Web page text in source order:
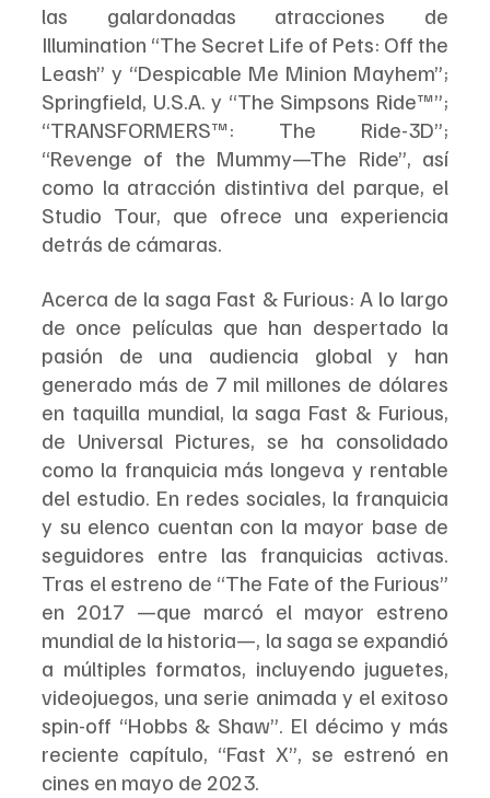
las galardonadas atracciones de
Illumination “The Secret Life of Pets: Off the
Leash” y “Despicable Me Minion Mayhem”;
Springfield, U.S.A. y “The Simpsons Ride™”;
“TRANSFORMERS™: The Ride-3D”;
“Revenge of the Mummy—The Ride”, así
como la atracción distintiva del parque, el
Studio Tour, que ofrece una experiencia
detrás de cámaras.
Acerca de la saga Fast & Furious: A lo largo
de once películas que han despertado la
pasión de una audiencia global y han
generado más de 7 mil millones de dólares
en taquilla mundial, la saga Fast & Furious,
de Universal Pictures, se ha consolidado
como la franquicia más longeva y rentable
del estudio. En redes sociales, la franquicia
y su elenco cuentan con la mayor base de
seguidores entre las franquicias activas.
Tras el estreno de “The Fate of the Furious”
en 2017 —que marcó el mayor estreno
mundial de la historia—, la saga se expandió
a múltiples formatos, incluyendo juguetes,
videojuegos, una serie animada y el exitoso
spin-off “Hobbs & Shaw”. El décimo y más
reciente capítulo, “Fast X”, se estrenó en
cines en mayo de 2023.